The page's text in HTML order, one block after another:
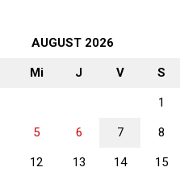
AUGUST 2026
Mi J V S
1
5 6 7 8
12 13 14 15